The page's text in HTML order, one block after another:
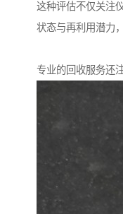
这种评估不仅关注
状态与再利用潜力
专业的回收服务还